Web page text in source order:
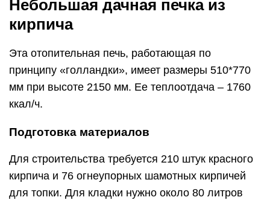
Небольшая дачная печка из
кирпича
Эта отопительная печь, работающая по
принципу «голландки», имеет размеры 510*770
мм при высоте 2150 мм. Ее теплоотдача – 1760
ккал/ч.
Подготовка материалов
Для строительства требуется 210 штук красного
кирпича и 76 огнеупорных шамотных кирпичей
для топки. Для кладки нужно около 80 литров